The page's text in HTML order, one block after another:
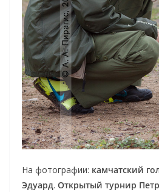
На фотографии: камчатский
Эдуард. Открытый турнир